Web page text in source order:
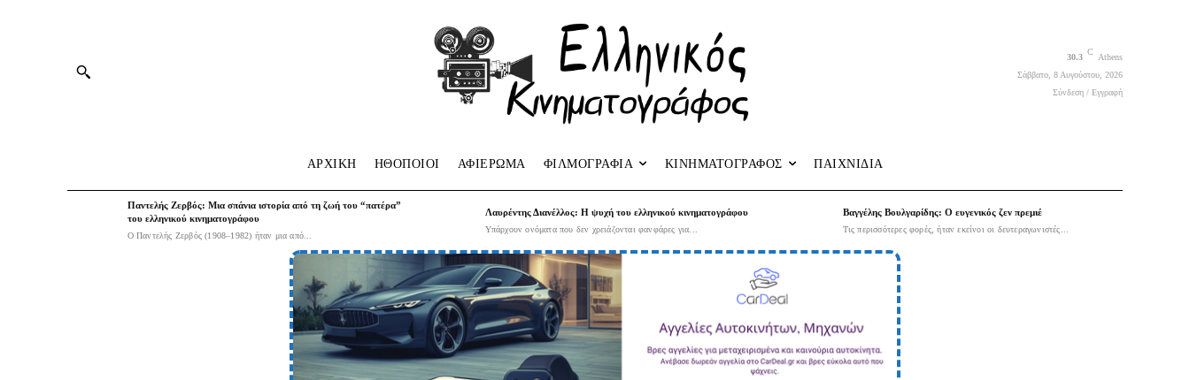
30.3
C
Athens
Σάββατο, 8 Αυγούστου, 2026
Σύνδεση / Εγγραφή
ΑΡΧΙΚΗ HΘΟΠΟΙΟΙ ΑΦΙΕΡΩΜΑ ΦΙΛΜΟΓΡΑΦΙΑ ΚΙΝΗΜΑΤΟΓΡΑΦΟΣ ΠΑΙΧΝΙΔΙΑ
Παντελής Ζερβός: Μια σπάνια ιστορία από τη ζωή του “πατέρα”
του ελληνικού κινηματογράφου
Ο Παντελής Ζερβός (1908–1982) ήταν μια από...
Λαυρέντης Διανέλλος: Η ψυχή του ελληνικού κινηματογράφου
Υπάρχουν ονόματα που δεν χρειάζονται φανφάρες για...
Βαγγέλης Βουλγαρίδης: Ο ευγενικός ζεν πρεμιέ
Τις περισσότερες φορές, ήταν εκείνοι οι δευτεραγωνιστές...